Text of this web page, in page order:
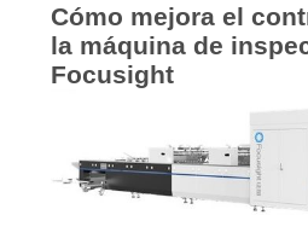
Cómo mejora el
la máquina de
Focusight